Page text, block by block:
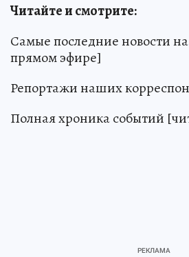
Читайте и смотрите:
Самые последние новости
прямом эфире]
Репортажи наших
Полная хроника событий